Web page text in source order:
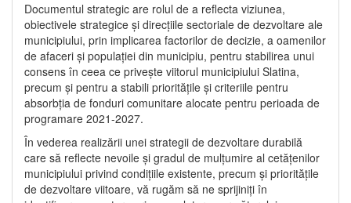
Documentul strategic are rolul de a reflecta viziunea,
obiectivele strategice și direcțiile sectoriale de dezvoltare ale
municipiului, prin implicarea factorilor de decizie, a oamenilor
de afaceri și populației din municipiu, pentru stabilirea unui
consens în ceea ce privește viitorul municipiului Slatina,
precum și pentru a stabili prioritățile și criteriile pentru
absorbția de fonduri comunitare alocate pentru perioada de
programare 2021-2027.
În vederea realizării unei strategii de dezvoltare durabilă
care să reflecte nevoile și gradul de mulțumire al cetățenilor
municipiului privind condițiile existente, precum și prioritățile
de dezvoltare viitoare, vă rugăm să ne sprijiniți în